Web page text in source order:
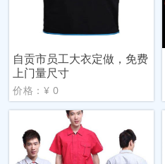
自贡市员工大衣定做，免费
上门量尺寸
价格：¥ 0